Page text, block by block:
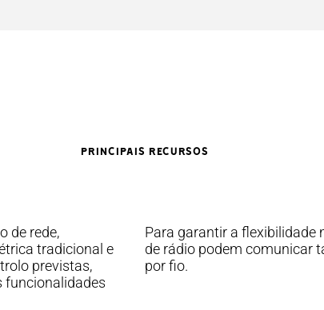
PRINCIPAIS RECURSOS
de rede,
tradicional e
previstas,
funcionalidades
Para garantir a flexibilidade
de rádio podem comunicar
por fio.